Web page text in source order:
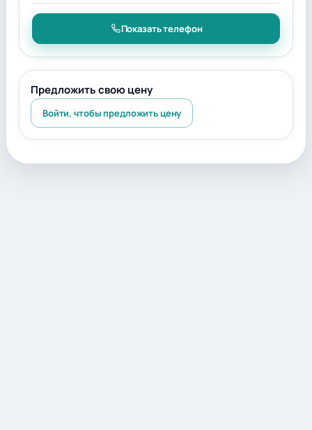
Показать телефон
Предложить свою цену
Войти, чтобы предложить цену